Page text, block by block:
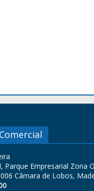
Parque Empresarial Zona
Câmara de Lobos,